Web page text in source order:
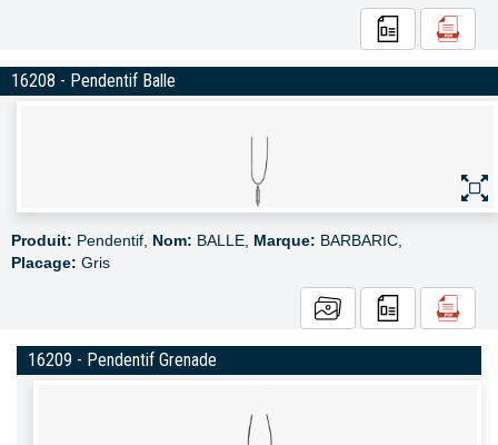
16208 - Pendentif Balle
Produit: Pendentif, Nom: BALLE, Marque: BARBARIC,
Placage: Gris
16209 - Pendentif Grenade